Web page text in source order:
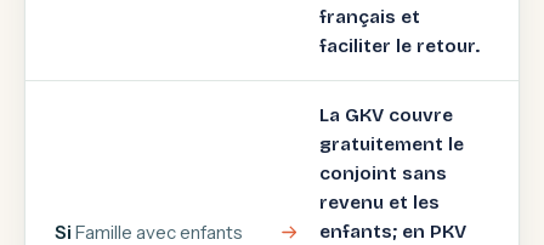
français et
faciliter le retour.
Si Famille avec enfants
La GKV couvre
gratuitement le
conjoint sans
revenu et les
enfants; en PKV